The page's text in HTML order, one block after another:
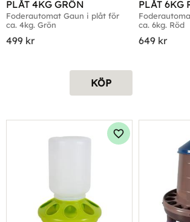
PLÅT 4KG GRÖN
Foderautomat Gaun i plåt för
ca. 4kg. Grön
499 kr
KÖP
PLÅT 6KG
ca. 6kg. Röd
649 kr
Lägg till i